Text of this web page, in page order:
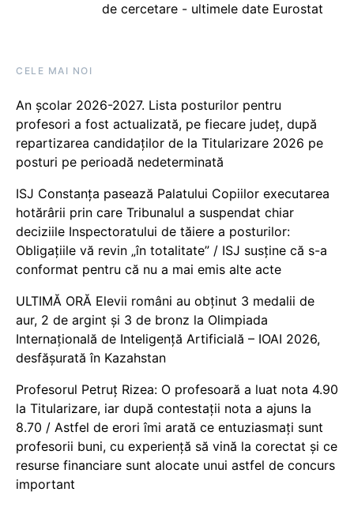
de cercetare - ultimele date Eurostat
CELE MAI NOI
An școlar 2026-2027. Lista posturilor pentru
profesori a fost actualizată, pe fiecare județ, după
repartizarea candidaților de la Titularizare 2026 pe
posturi pe perioadă nedeterminată
ISJ Constanța pasează Palatului Copiilor executarea
hotărârii prin care Tribunalul a suspendat chiar
deciziile Inspectoratului de tăiere a posturilor:
Obligațiile vă revin „în totalitate” / ISJ susține că s-a
conformat pentru că nu a mai emis alte acte
ULTIMĂ ORĂ Elevii români au obținut 3 medalii de
aur, 2 de argint și 3 de bronz la Olimpiada
Internațională de Inteligență Artificială – IOAI 2026,
desfășurată în Kazahstan
Profesorul Petruț Rizea: O profesoară a luat nota 4.90
la Titularizare, iar după contestații nota a ajuns la
8.70 / Astfel de erori îmi arată ce entuziasmați sunt
profesorii buni, cu experiență să vină la corectat și ce
resurse financiare sunt alocate unui astfel de concurs
important